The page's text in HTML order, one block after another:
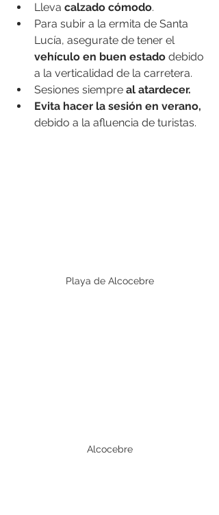
Lleva calzado cómodo.
Para subir a la ermita de Santa
Lucía, asegurate de tener el
vehículo en buen estado debido
a la verticalidad de la carretera.
Sesiones siempre al atardecer.
Evita hacer la sesión en verano,
debido a la afluencia de turistas.
Playa de Alcocebre
Alcocebre